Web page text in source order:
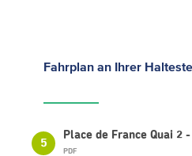
Fahrplan an Ihrer
5
Place de France Quai 2
PDF